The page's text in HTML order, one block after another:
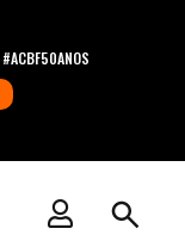
#ACBF50ANOS